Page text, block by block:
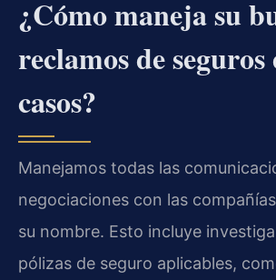
¿Cómo maneja su
reclamos de seguros
casos?
Manejamos todas las
negociaciones con las
su nombre. Esto incluye
pólizas de seguro aplicables,